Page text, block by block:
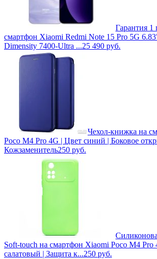
Гарантия
смартфон Xiaomi Redmi Note 15 Pro 5G
Dimensity 7400-Ultra ...25 490 руб.
Чехол-книжка на
Poco M4 Pro 4G | Цвет синий | Боковое
Кожзаменитель250 руб.
Soft-touch на смартфон Xiaomi Poco M4 Pro
салатовый | Защита к...250 руб.